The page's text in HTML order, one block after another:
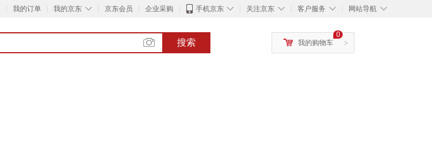
我的订单 ◇
我的京东 京东会员 企业采购 ◇
手机京东 ◇
关注京东 ◇
客户服务 ◇
网站导航
搜索 >
0
我的购物车